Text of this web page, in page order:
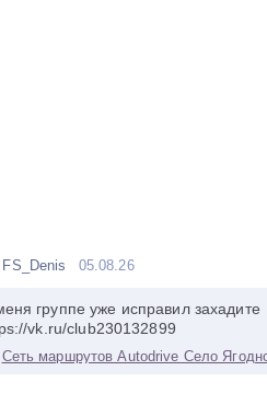
FS_Denis 05.08.26
группе уже исправил захадите
vk.ru/club230132899
Сеть маршрутов Autodrive Село